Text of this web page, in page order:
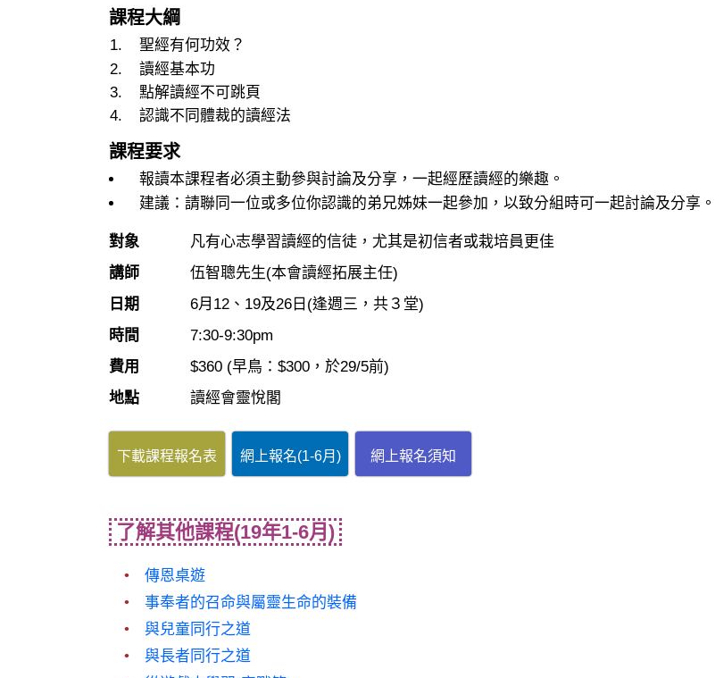
課程大綱
聖經有何功效？
讀經基本功
點解讀經不可跳頁
認識不同體裁的讀經法
課程要求
報讀本課程者必須主動參與討論及分享，一起經歷讀經的樂趣。
建議：請聯同一位或多位你認識的弟兄姊妹一起參加，以致分組時可一起討論及分享。
對象
凡有心志學習讀經的信徒，尤其是初信者或栽培員更佳
講師
伍智聰先生(本會讀經拓展主任)
日期
6月12、19及26日 (逢週三，共３堂)
時間
7:30-9:30pm
費用
$360 (早鳥：$300，於29/5前)
地點
讀經會靈悅閣
下載課程報名表 網上報名(1-6月) 網上報名須知
了解其他課程(19年1-6月)
傳恩桌遊
事奉者的召命與屬靈生命的裝備
與兒童同行之道
與長者同行之道